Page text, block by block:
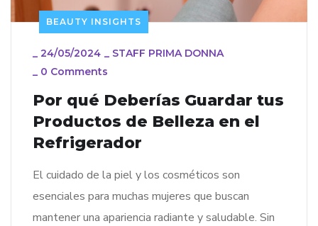
BEAUTY INSIGHTS
24/05/2024
STAFF PRIMA DONNA
0 Comments
Por qué Deberías Guardar tus
Productos de Belleza en el
Refrigerador
El cuidado de la piel y los cosméticos son
esenciales para muchas mujeres que buscan
mantener una apariencia radiante y saludable. Sin